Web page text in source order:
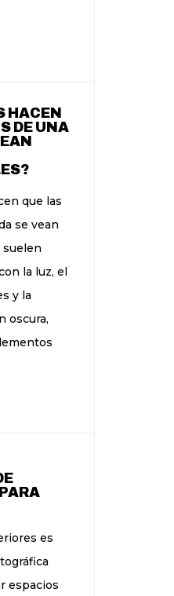
HACEN
DE UNA
que las
se vean
suelen
la luz, el
y la
oscura,
es
espacios